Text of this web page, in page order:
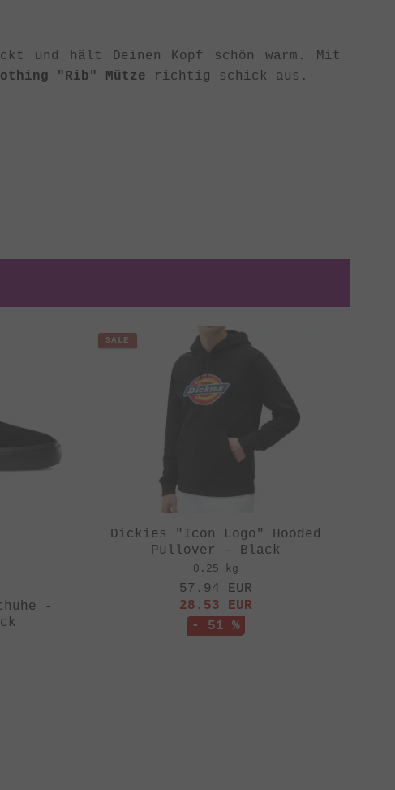
und hält Deinen Kopf schön warm. Mit
"Rib" Mütze richtig schick aus.
-
SALE
Dickies "Icon Logo" Hooded
Pullover - Black
0.25 kg
57.94EUR
28.53 EUR
- 51 %